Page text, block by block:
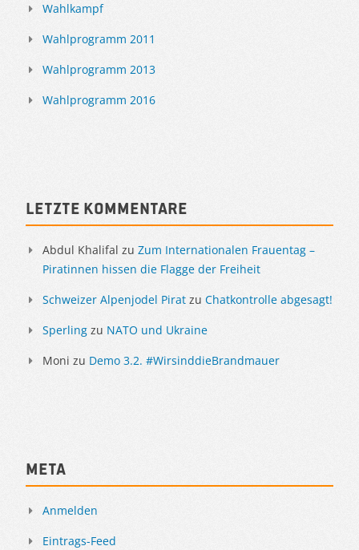
Wahlkampf
Wahlprogramm 2011
Wahlprogramm 2013
Wahlprogramm 2016
Letzte Kommentare
Abdul Khalifal zu Zum Internationalen Frauentag –
Piratinnen hissen die Flagge der Freiheit
Schweizer Alpenjodel Pirat zu Chatkontrolle abgesagt!
Sperling zu NATO und Ukraine
Moni zu Demo 3.2. #WirsinddieBrandmauer
Meta
Anmelden
Eintrags-Feed